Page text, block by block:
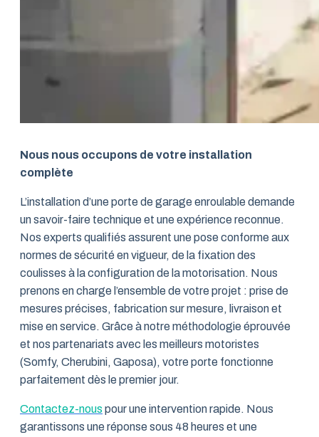
Nous nous occupons de votre installation
complète
L’installation d’une porte de garage enroulable demande
un savoir-faire technique et une expérience reconnue.
Nos experts qualifiés assurent une pose conforme aux
normes de sécurité en vigueur, de la fixation des
coulisses à la configuration de la motorisation. Nous
prenons en charge l’ensemble de votre projet : prise de
mesures précises, fabrication sur mesure, livraison et
mise en service. Grâce à notre méthodologie éprouvée
et nos partenariats avec les meilleurs motoristes
(Somfy, Cherubini, Gaposa), votre porte fonctionne
parfaitement dès le premier jour.
Contactez-nous pour une intervention rapide. Nous
garantissons une réponse sous 48 heures et une